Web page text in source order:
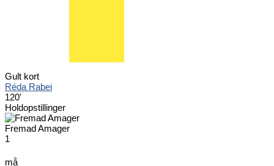
Gult kort
Réda Rabei
120'
Holdopstillinger
Fremad Amager
1
må